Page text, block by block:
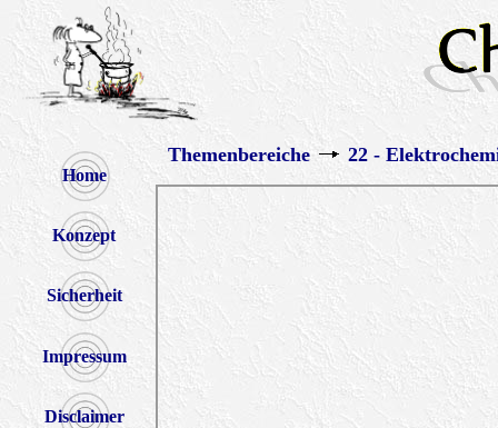
Home
Konzept
Sicherheit
Impressum
Disclaimer
Themenbereiche 22 -